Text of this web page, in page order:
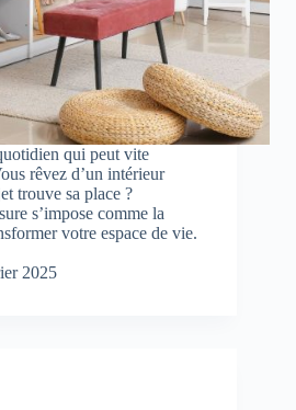
qui peut vite
rêvez d’un intérieur
trouve sa place ?
s’impose comme la
votre espace de vie.
2025